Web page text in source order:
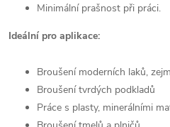
Minimální prašnost při práci.
Ideální pro aplikace:
Broušení moderních laků,
Broušení tvrdých podkladů
Práce s plasty, minerálními